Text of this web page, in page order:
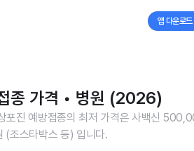
앱 다운로드
종 가격 • 병원 (2026)
포진 예방접종의 최저 가격은 사백신
조스타박스 등) 입니다.